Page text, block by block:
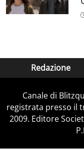
Redazione
Canale di
registrata presso il
2009. Editore